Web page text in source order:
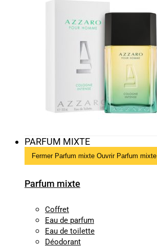
PARFUM MIXTE
Fermer Parfum mixte Ouvrir Parfum mixte
Parfum mixte
Coffret
Eau de parfum
Eau de toilette
Déodorant